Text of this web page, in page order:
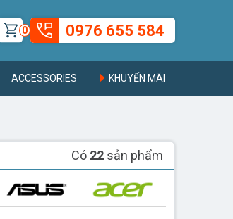
0 0976 655 584
ACCESSORIES KHUYẾN MÃI
Có 22 sản phẩm